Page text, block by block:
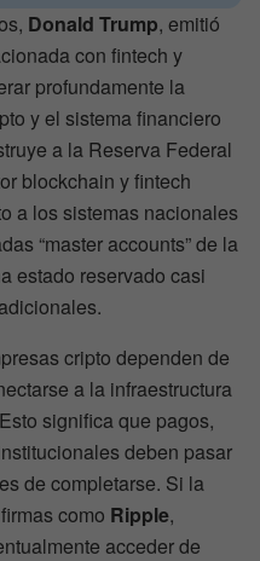
Donald Trump, emitió
con fintech y
profundamente la
y el sistema financiero
a la Reserva Federal
blockchain y fintech
a los sistemas nacionales
“master accounts” de la
estado reservado casi
cripto dependen de
a la infraestructura
significa que pagos,
deben pasar
de completarse. Si la
como Ripple,
acceder de